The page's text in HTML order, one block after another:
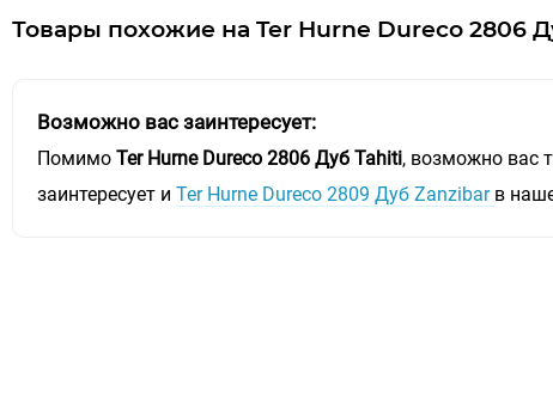
Товары похожие на Ter Hurne Dureco 2806
Возможно вас заинтересует:
Помимо Ter Hurne Dureco 2806 Дуб Tahiti, возможно вас
заинтересует и Ter Hurne Dureco 2809 Дуб Zanzibar в